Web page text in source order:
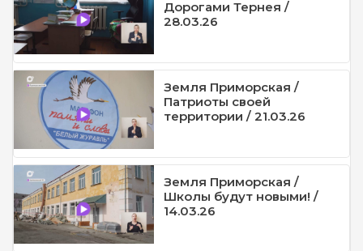
Дорогами Тернея /
28.03.26
Земля Приморская /
Патриоты своей
территории / 21.03.26
Земля Приморская /
Школы будут новыми! /
14.03.26